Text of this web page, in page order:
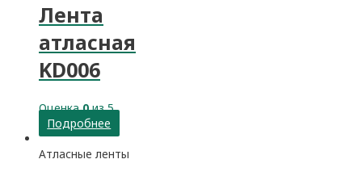
Лента
атласная
KD006
Оценка0из 5
Подробнее
Атласные ленты